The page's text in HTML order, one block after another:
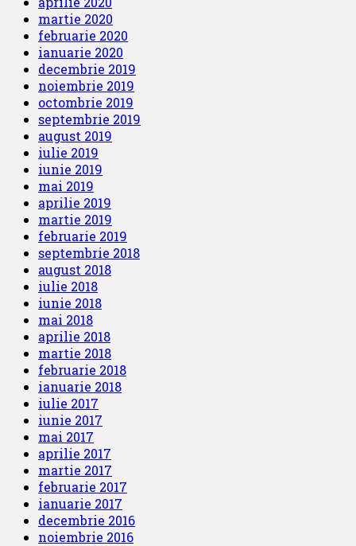
martie 2020
februarie 2020
ianuarie 2020
decembrie 2019
noiembrie 2019
octombrie 2019
septembrie 2019
august 2019
iulie 2019
iunie 2019
mai 2019
aprilie 2019
martie 2019
februarie 2019
septembrie 2018
august 2018
iulie 2018
iunie 2018
mai 2018
aprilie 2018
martie 2018
februarie 2018
ianuarie 2018
iulie 2017
iunie 2017
mai 2017
aprilie 2017
martie 2017
februarie 2017
ianuarie 2017
decembrie 2016
noiembrie 2016